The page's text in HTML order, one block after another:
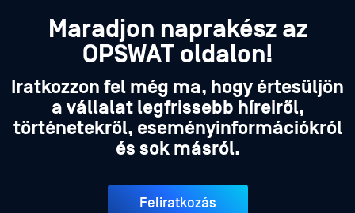
Maradjon naprakész az
OPSWAT oldalon!
Iratkozzon fel még ma, hogy értesüljön
a vállalat legfrissebb híreiről,
történetekről, eseményinformációkról
és sok másról.
Feliratkozás